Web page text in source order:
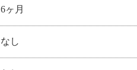
6ヶ月
なし